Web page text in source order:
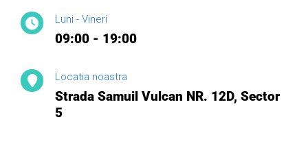
Luni - Vineri
09:00 - 19:00
Locatia noastra
Strada Samuil Vulcan NR. 12D, Sector
5